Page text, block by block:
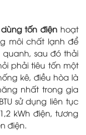
tốn điện hoạt
môi chất lạnh để
sau đó thải
phải tiêu tốn một
kê, điều hòa là
nhất trong gia
sử dụng liên tục
kWh điện, tương
điện.